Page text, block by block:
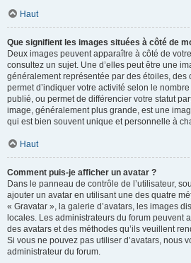
Haut
Que signifient les images situées à côté de
Deux images peuvent apparaître à côté de
consultez un sujet. Une d’elles peut être une
généralement représentée par des étoiles, des
permet d’indiquer votre activité selon le
publié, ou permet de différencier votre statut
image, généralement plus grande, est une
qui est bien souvent unique et personnelle à
Haut
Comment puis-je afficher un avatar ?
Dans le panneau de contrôle de l’utilisateur,
ajouter un avatar en utilisant une des quatre
« Gravatar », la galerie d’avatars, les images
locales. Les administrateurs du forum peuvent
des avatars et des méthodes qu’ils veuillent
Si vous ne pouvez pas utiliser d’avatars, nous
administrateur du forum.